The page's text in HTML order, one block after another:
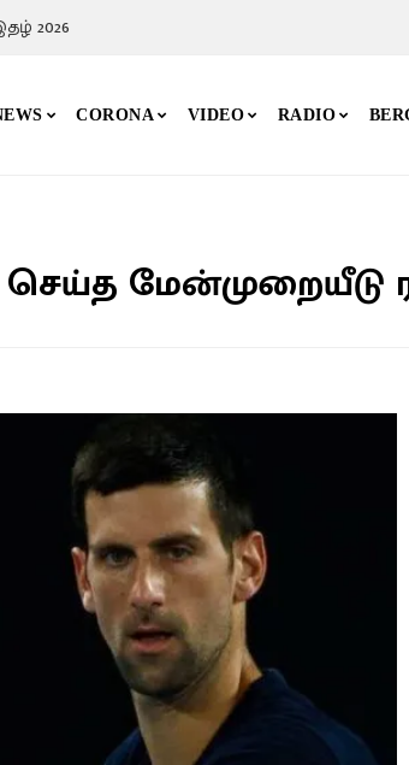
2026
CORONA VIDEO RADIO
மேன்முறையீடு